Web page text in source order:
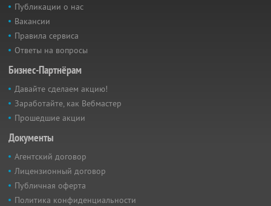
Публикации о нас
Вакансии
Правила сервиса
Ответы на вопросы
Бизнес-Партнёрам
Давайте сделаем акцию!
Заработайте, как Вебмастер
Прошедшие акции
Документы
Агентский договор
Лицензионный договор
Публичная оферта
Политика конфиденциальности